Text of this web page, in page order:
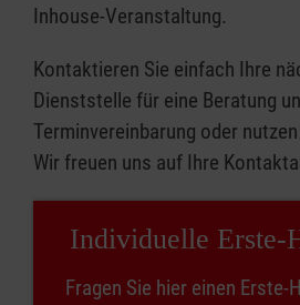
Inhouse-Veranstaltung.
Kontaktieren Sie einfach Ihre
Dienststelle für eine Beratung
Terminvereinbarung oder
Wir freuen uns auf Ihre
Individuelle Erste-
Fragen Sie hier einen Erste-